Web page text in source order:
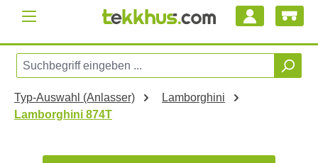
Zum Hauptinhalt springen
Typ-Auswahl (Anlasser)
Lamborghini
Lamborghini 874T